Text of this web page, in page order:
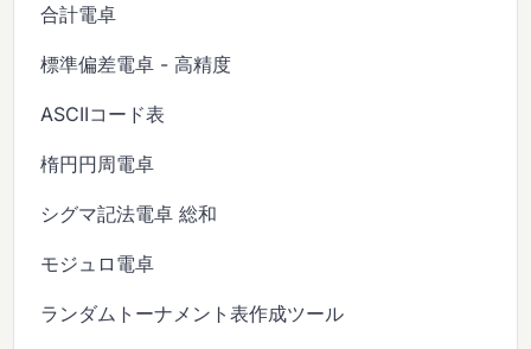
合計電卓
標準偏差電卓 - 高精度
ASCIIコード表
楕円円周電卓
シグマ記法電卓 総和
モジュロ電卓
ランダムトーナメント表作成ツール